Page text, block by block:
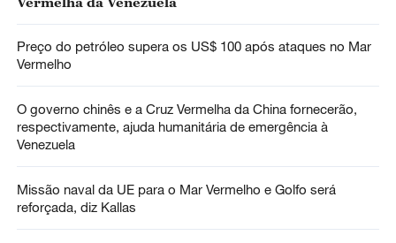
Preço do petróleo supera os US$ 100 após ataques no Mar
Vermelho
O governo chinês e a Cruz Vermelha da China fornecerão,
respectivamente, ajuda humanitária de emergência à
Venezuela
Missão naval da UE para o Mar Vermelho e Golfo será
reforçada, diz Kallas